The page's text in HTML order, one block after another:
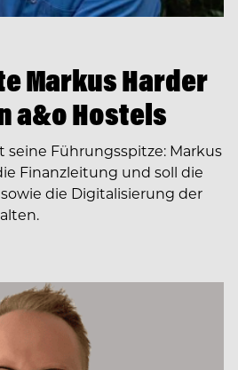
Markus Harder
a&o Hostels
seine Führungsspitze: Markus
Finanzleitung und soll die
die Digitalisierung der